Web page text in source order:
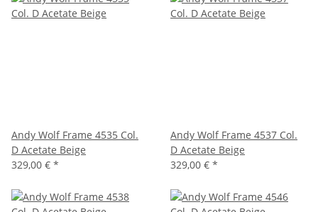
Andy Wolf Frame 4535 Col.
D Acetate Beige
329,00 € *
Andy Wolf Frame 4537 Col.
D Acetate Beige
329,00 € *